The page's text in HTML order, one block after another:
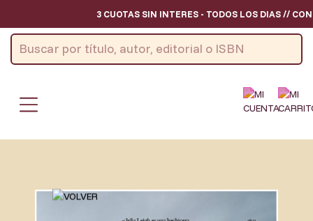
3 CUOTAS SIN INTERES - TODOS LOS DIAS // CON